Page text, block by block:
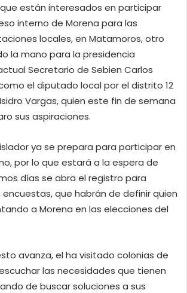
están interesados en participar
interno de Morena para las
locales, en Matamoros, otro
la mano para la presidencia
Secretario de Sebien Carlos
el diputado local por el distrito 12
Vargas, quien este fin de semana
sus aspiraciones.
ya se prepara para participar en
por lo que estará a la espera de
días se abra el registro para
que habrán de definir quien
a Morena en las elecciones del
avanza, el ha visitado colonias de
las necesidades que tienen
de buscar soluciones a sus